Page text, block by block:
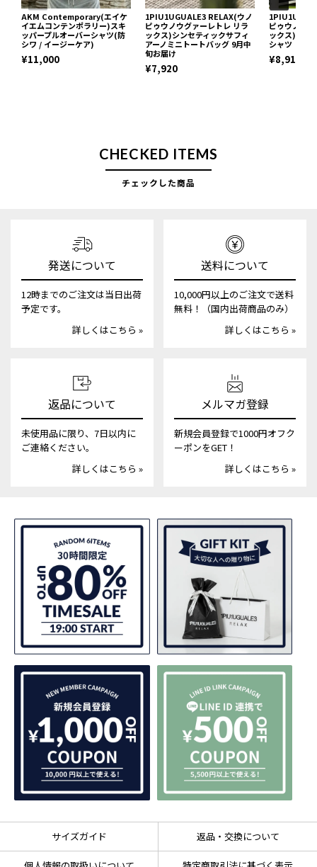
AKM Contemporary(エイケ
イエムコンテンポラリー)スキ
ッパープルオーバーシャツ(防
シワ / イージーケア)
¥11,000
1PIU1UGUALE3 RELAX(ウノ
ピゥウノウグァーレトレ リラ
ックス)シンセティックサフィ
アーノミニトートバッグ 9月中
旬お届け
¥7,920
ピゥウノウ
ックス)ブロ
シャツ
¥8,910
CHECKED ITEMS
チェックした商品
発送について
12時までのご注文は当日出荷
予定です。
詳しくはこちら »
送料について
10,000円以上のご注文で送料
無料！（国内出荷商品のみ）
詳しくはこちら »
返品について
未使用品に限り、7日以内に
ご連絡ください。
詳しくはこちら »
メルマガ登録
新規会員登録で1000円オフク
ーポンをGET！
詳しくはこちら »
サイズガイド 返品・交換について